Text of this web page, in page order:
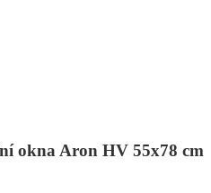
okna Aron HV 55x78 cm